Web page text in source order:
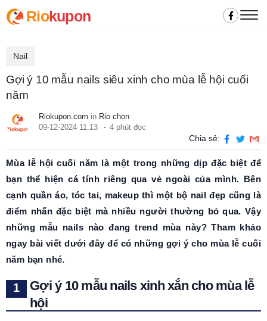
Riokupon
Nail
Gợi ý 10 mẫu nails siêu xinh cho mùa lễ hội cuối
năm
Riokupon.com in Rio chọn
09-12-2024 11:13
4 phút đọc
Chia sẻ:
Mùa lễ hội cuối năm là một trong những dịp đặc biệt để
bạn thể hiện cá tính riêng qua vẻ ngoài của mình. Bên
cạnh quần áo, tóc tai, makeup thì một bộ nail đẹp cũng là
điểm nhấn đặc biệt mà nhiều người thường bỏ qua. Vậy
những mẫu nails nào đang trend mùa này? Tham khảo
ngay bài viết dưới đây để có những gợi ý cho mùa lễ cuối
năm bạn nhé.
Gợi ý 10 mẫu nails xinh xắn cho mùa lễ
hội